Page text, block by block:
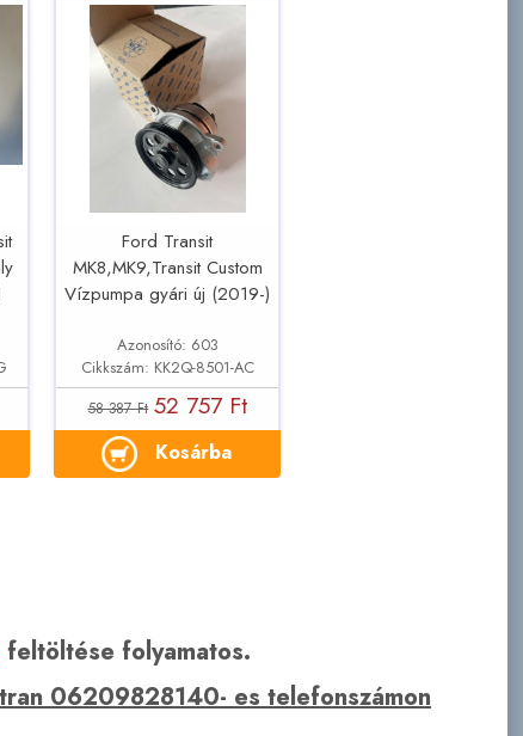
Ford Transit
MK8,MK9,Transit Custom
Vízpumpa gyári új (2019-)
Azonosító: 603
Cikkszám: KK2Q-8501-AC
58 387 Ft 52 757 Ft
Kosárba
feltöltése folyamatos.
06209828140- es telefonszámon